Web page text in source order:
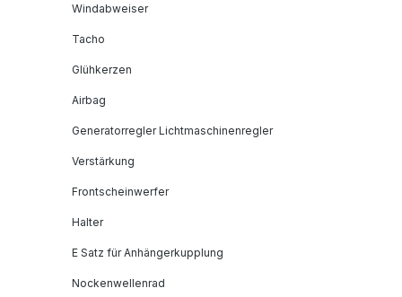
Windabweiser
Tacho
Glühkerzen
Airbag
Generatorregler Lichtmaschinenregler
Verstärkung
Frontscheinwerfer
Halter
E Satz für Anhängerkupplung
Nockenwellenrad